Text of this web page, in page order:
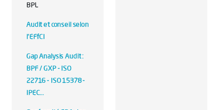
BPL
Audit et conseil selon
l’EFfCI
Gap Analysis Audit :
BPF / GXP - ISO
22716 - ISO 15378 -
IPEC...